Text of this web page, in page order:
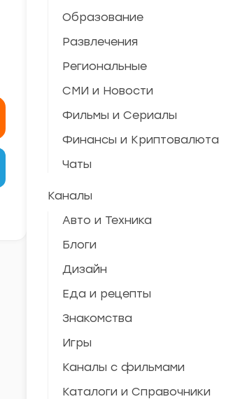
Образование
Развлечения
Региональные
СМИ и Новости
Фильмы и Сериалы
Финансы и Криптовалюта
Чаты
Каналы
Авто и Техника
Блоги
Дизайн
Еда и рецепты
Знакомства
Игры
Каналы с фильмами
Каталоги и Справочники